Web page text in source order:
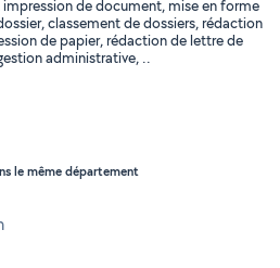
de document, mise en forme
classement de dossiers, rédaction
de papier, rédaction de lettre de
administrative, ..
le même département